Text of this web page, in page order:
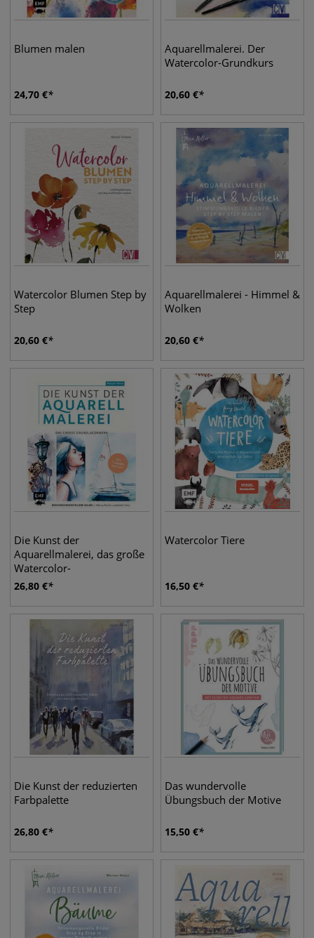
Blumen malen
24,70 €
Aquarellmalerei. Der
Watercolor-Grundkurs
20,60 €
Watercolor Blumen Step by
Step
20,60 €
Aquarellmalerei - Himmel &
Wolken
20,60 €
Die Kunst der
Aquarellmalerei, das große
Watercolor-
Grundlagenwerk
26,80 €
Watercolor Tiere
16,50 €
Die Kunst der reduzierten
Farbpalette
26,80 €
Das wundervolle
Übungsbuch der Motive
15,50 €